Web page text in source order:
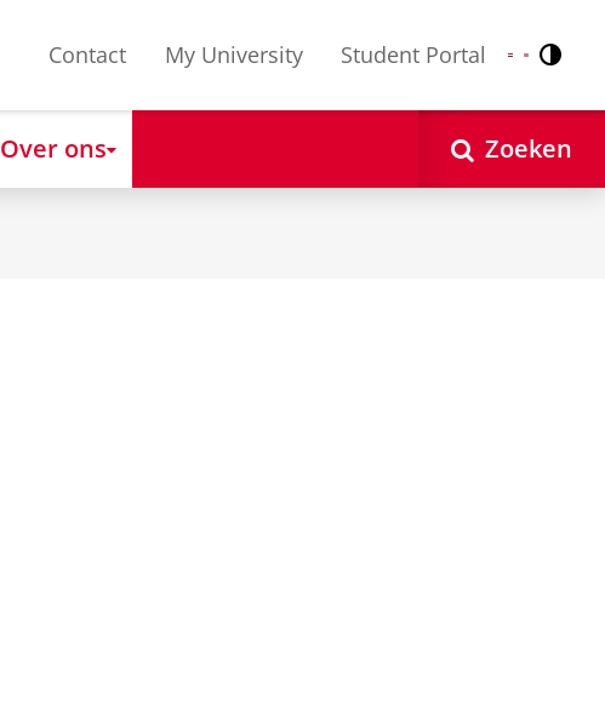
Contact My University Student Portal Nederlands
English
Over ons Zoeken